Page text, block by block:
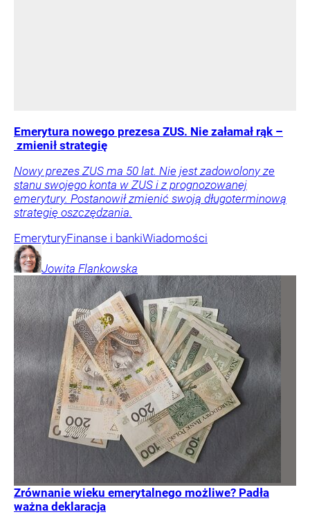
Emerytura nowego prezesa ZUS. Nie załamał rąk –
zmienił strategię
Nowy prezes ZUS ma 50 lat. Nie jest zadowolony ze
stanu swojego konta w ZUS i z prognozowanej
emerytury. Postanowił zmienić swoją długoterminową
strategię oszczędzania.
EmeryturyFinanse i bankiWiadomości
Jowita Flankowska
Zrównanie wieku emerytalnego możliwe? Padła
ważna deklaracja